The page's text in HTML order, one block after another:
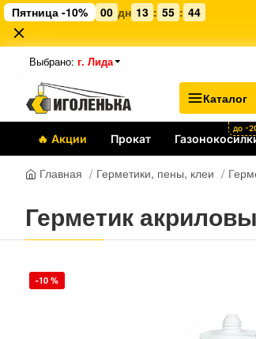
Пятница -10% 00 дн 13 : 55 : 44
Выбрано: г. Лида
Каталог
🔥 Акции Прокат
до -
Главная Герметики, пены, клеи
Герметик
-10 %